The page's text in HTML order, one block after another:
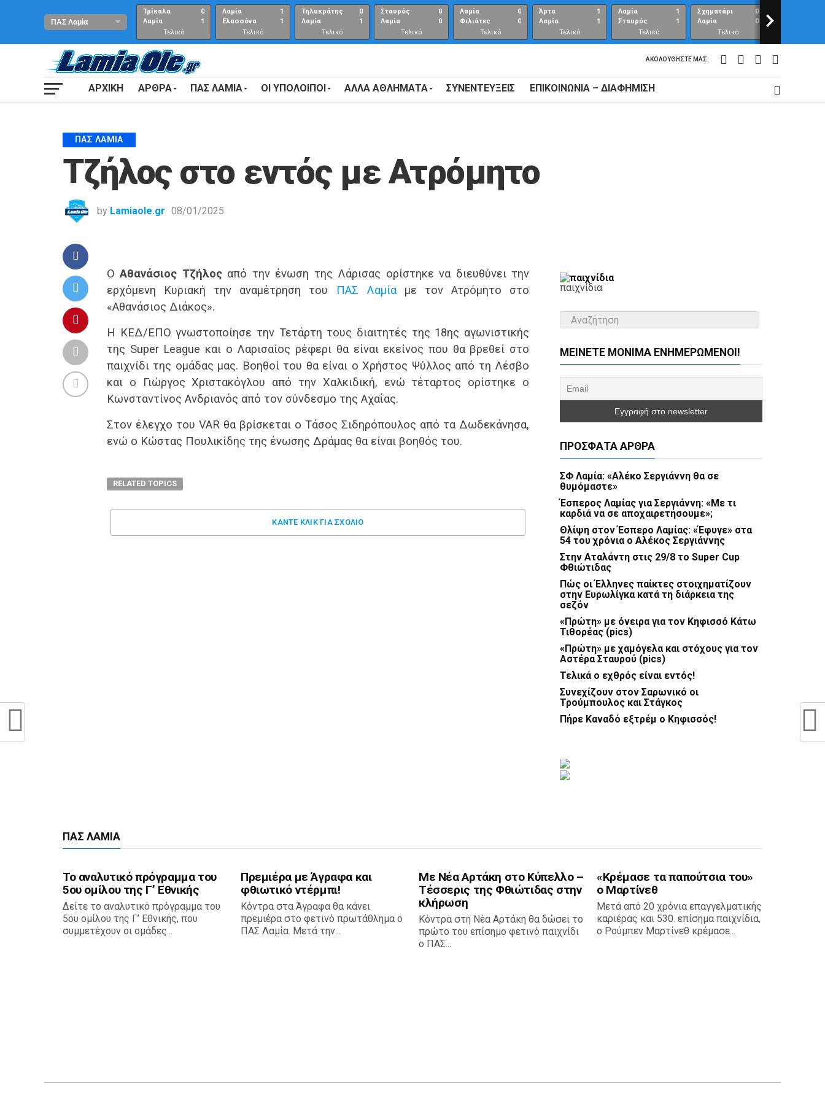
Τρίκαλα
Λαμία
0
1
Τελικό
αποτέλεσμα
Λαμία
Ελασσόνα
1
1
Τελικό
Αποτέλεσμα
Τηλυκράτης
Λαμία
0
1
Τελικό
αποτέλεσμα
Σταυρός
Λαμία
0
0
Τελικό
αποτέλεσμα
Λαμία
Φιλιάτες
0
0
Τελικό
Αποτέλεσμα
Άρτα
Λαμία
1
1
Τελικό
αποτέλεσμα
Λαμία
Σταυρός
1
1
Τελικό
αποτέλεσμα
Σχηματάρι
Λαμία
0
0
Τελικό
αποτέλεσμα
>
ΑΚΟΛΟΥΘΉΣΤΕ ΜΑΣ:
ΑΡΧΙΚΗ ΑΡΘΡΑ ΠΑΣ ΛΑΜΙΑ ΟΙ ΥΠΟΛΟΙΠΟΙ ΑΛΛΑ ΑΘΛΗΜΑΤΑ ΣΥΝΕΝΤΕΎΞΕΙΣ ΕΠΙΚΟΙΝΩΝΊΑ – ΔΙΑΦΉΜΙΣΗ
ΠΑΣ ΛΑΜΊΑ
Τζήλος στο εντός με Ατρόμητο
by Lamiaole.gr 08/01/2025
ΟΑθανάσιος Τζήλοςαπό την ένωση της Λάρισας ορίστηκε να διευθύνει την
ερχόμενη Κυριακή την αναμέτρηση του
ΠΑΣ Λαμίαμε τον Ατρόμητο στο
«Αθανάσιος Διάκος».
Η ΚΕΔ/ΕΠΟ γνωστοποίησε την Τετάρτη τους διαιτητές της 18ης αγωνιστικής
της Super League και ο Λαρισαίος ρέφερι θα είναι εκείνος που θα βρεθεί στο
παιχνίδι της ομάδας μας. Βοηθοί του θα είναι ο Χρήστος Ψύλλος από τη Λέσβο
και ο Γιώργος Χριστακόγλου από την Χαλκιδική, ενώ τέταρτος ορίστηκε ο
Κωνσταντίνος Ανδριανός από τον σύνδεσμο της Αχαΐας.
Στον έλεγχο του VAR θα βρίσκεται ο Τάσος Σιδηρόπουλος από τα Δωδεκάνησα,
ενώ ο Κώστας Πουλικίδης της ένωσης Δράμας θα είναι βοηθός του.
RELATED TOPICS
ΚΑΝΤΕ ΚΛΊΚ ΓΙΑ ΣΧΌΛΙΟ
παιχνίδια
ΜΕΊΝΕΤΕ ΜΌΝΙΜΑ ΕΝΗΜΕΡΏΜΕΝΟΙ!
ΠΡΌΣΦΑΤΑ ΆΡΘΡΑ
ΣΦ Λαμία: «Αλέκο Σεργιάννη θα σε
θυμόμαστε»
Έσπερος Λαμίας για Σεργιάννη: «Με τι
καρδιά να σε αποχαιρετήσουμε»;
Θλίψη στον Έσπερο Λαμίας: «Έφυγε» στα
54 του χρόνια ο Αλέκος Σεργιάννης
Στην Αταλάντη στις 29/8 το Super Cup
Φθιώτιδας
Πώς οι Έλληνες παίκτες στοιχηματίζουν
στην Ευρωλίγκα κατά τη διάρκεια της
σεζόν
«Πρώτη» με όνειρα για τον Κηφισσό Κάτω
Τιθορέας (pics)
«Πρώτη» με χαμόγελα και στόχους για τον
Αστέρα Σταυρού (pics)
Τελικά ο εχθρός είναι εντός!
Συνεχίζουν στον Σαρωνικό οι
Τρούμπουλος και Στάγκος
Πήρε Καναδό εξτρέμ ο Κηφισσός!
ΠΑΣ ΛΑΜΊΑ
Το αναλυτικό πρόγραμμα του
5ου ομίλου της Γ’ Εθνικής
Δείτε το αναλυτικό πρόγραμμα του
5ου ομίλου της Γ’ Εθνικής, που
συμμετέχουν οι ομάδες...
Πρεμιέρα με Άγραφα και
φθιωτικό ντέρμπι!
Κόντρα στα Άγραφα θα κάνει
πρεμιέρα στο φετινό πρωτάθλημα ο
ΠΑΣ Λαμία. Μετά την...
Με Νέα Αρτάκη στο Κύπελλο –
Τέσσερις της Φθιώτιδας στην
κλήρωση
Κόντρα στη Νέα Αρτάκη θα δώσει το
πρώτο του επίσημο φετινό παιχνίδι
ο ΠΑΣ...
«Κρέμασε τα παπούτσια του»
ο Μαρτίνεθ
Μετά από 20 χρόνια επαγγελματικής
καριέρας και 530. επίσημα παιχνίδια,
ο Ρούμπεν Μαρτίνεθ κρέμασε...